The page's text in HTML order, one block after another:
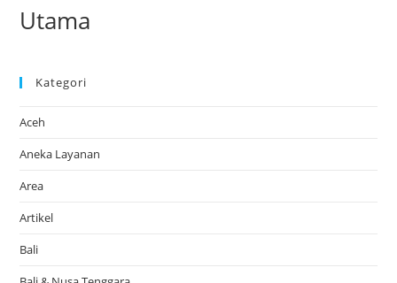
Utama
Kategori
Aceh
Aneka Layanan
Area
Artikel
Bali